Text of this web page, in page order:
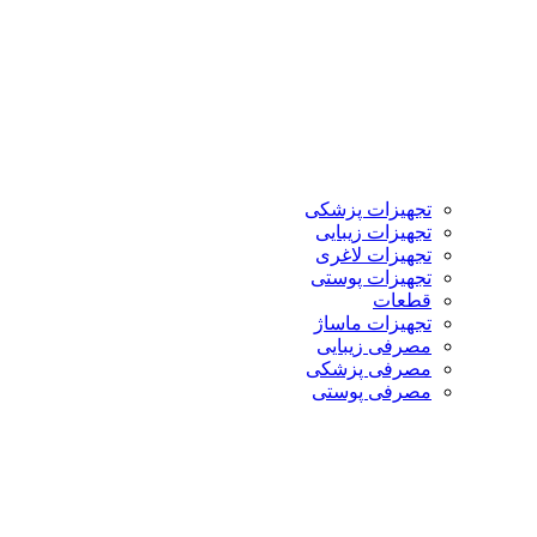
تجهیزات پزشکی
تجهیزات زیبایی
تجهیزات لاغری
تجهیزات پوستی
قطعات
تجهیزات ماساژ
مصرفی زیبایی
مصرفی پزشکی
مصرفی پوستی